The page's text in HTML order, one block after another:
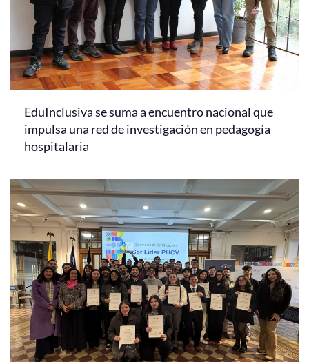
EduInclusiva se suma a encuentro nacional que
impulsa una red de investigación en pedagogía
hospitalaria